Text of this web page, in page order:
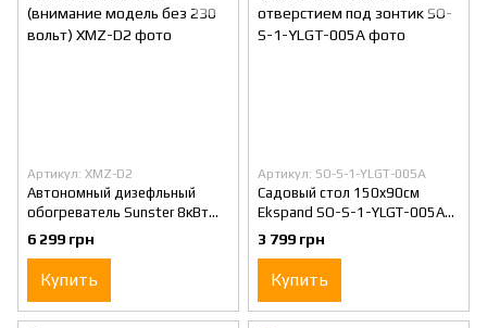
Артикул: XMZ-D2
Автономный дизефльный
обогреватель Sunster 8кВт
12v/24v, 5л XMZ-D2
(внимание модель без 230
вольт)
6 299 грн
Купить
Артикул: SO-S-1-YLGT-005A
Садовый стол 150x90см
Ekspand SO-S-1-YLGT-005A
черный стеклянный с
отверстием под зонтик
3 799 грн
Купить